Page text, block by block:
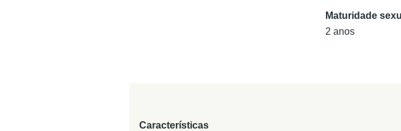
Maturidade
2 anos
Características